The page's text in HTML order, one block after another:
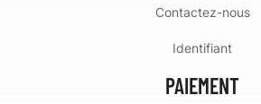
Contactez-nous
Identifiant
PAIEMENT